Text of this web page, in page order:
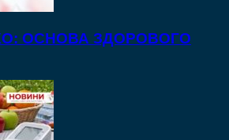
ОСНОВА ЗДОРОВОГО